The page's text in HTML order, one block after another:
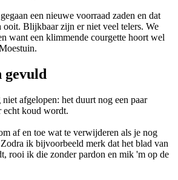
een nieuwe voorraad zaden en dat
ooit. Blijkbaar zijn er niet veel telers. We
want een klimmende courgette hoort wel
gevuld
afgelopen: het duurt nog een paar
echt koud wordt.
af en toe wat te verwijderen als je nog
ik bijvoorbeeld merk dat het blad van
rooi ik die zonder pardon en mik 'm op de